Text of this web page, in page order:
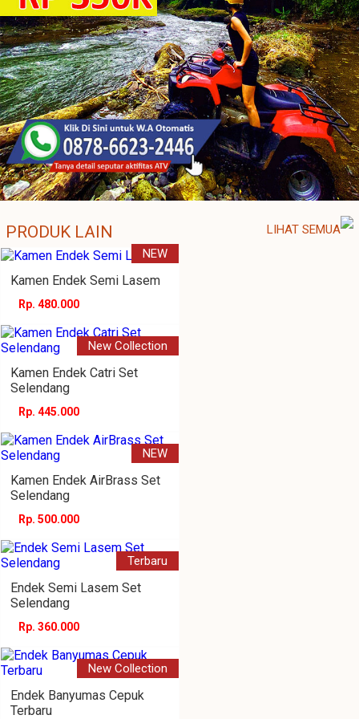
PRODUK LAIN
LIHAT SEMUA
NEW
Kamen Endek Semi Lasem
Rp. 480.000
New Collection
Kamen Endek Catri Set
Selendang
Rp. 445.000
NEW
Kamen Endek AirBrass Set
Selendang
Rp. 500.000
Terbaru
Endek Semi Lasem Set
Selendang
Rp. 360.000
New Collection
Endek Banyumas Cepuk
Terbaru